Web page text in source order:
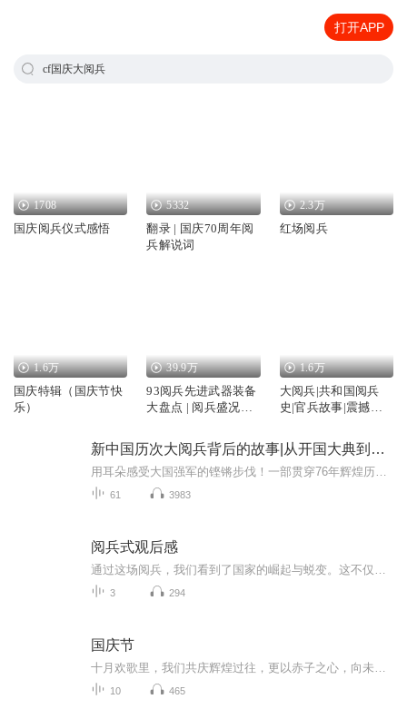
打开APP
cf国庆大阅兵
1708
国庆阅兵仪式感悟
5332
翻录 | 国庆70周年阅
兵解说词
2.3万
红场阅兵
1.6万
国庆特辑（国庆节快
乐）
39.9万
93阅兵先进武器装备
大盘点 | 阅兵盛况速
利80周年大阅兵
1.6万
大阅兵|共和国阅兵
史|官兵故事|震撼瞬
新中国历次大阅兵背后的故事|从开国大典到九三阅兵
61 3983
阅兵式观后感
3 294
国庆节
10 465